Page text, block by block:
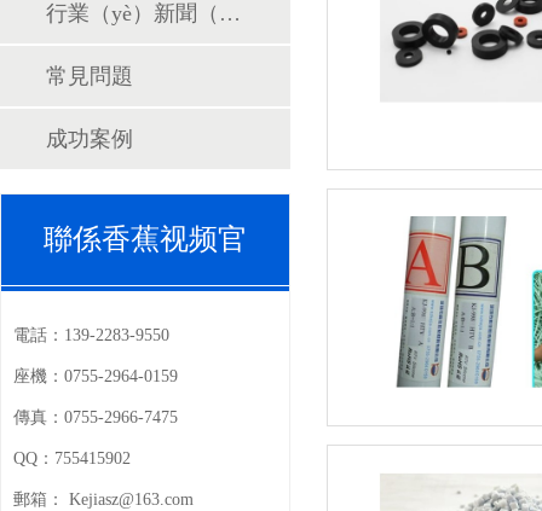
行業（yè）新聞（wén）
常見問題
成功案例
聯係香蕉视频官
電話： 139-2283-9550
座機： 0755-2964-0159
傳真： 0755-2966-7475
QQ： 755415902
郵箱： Kejiasz@163.com